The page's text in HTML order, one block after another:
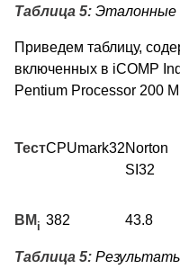
Таблица 5: Эталонные
Приведем таблицу,
включенных в iCOMP
Pentium Processor 200
ТестCPUmark32Norton
SI32
BM i 382 43.8
Таблица 5: